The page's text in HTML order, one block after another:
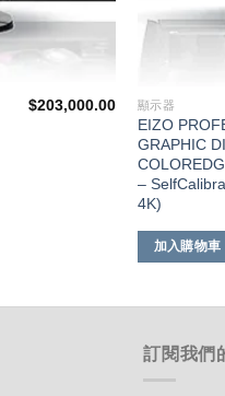
$203,000.00 顯示器
EIZO
GRAPHIC
–
4K)
加入購物車
訂閱我們